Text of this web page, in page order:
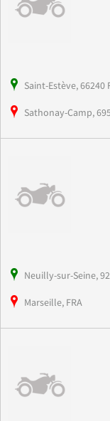
Saint-Estève, 66240
Sathonay-Camp,
Neuilly-sur-Seine,
Marseille, FRA